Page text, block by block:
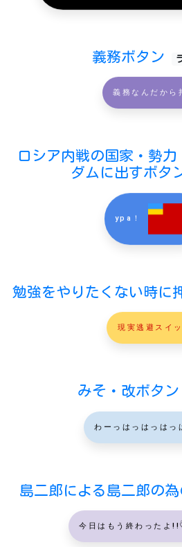
義務ボタン
義務なんだから
ロシア内戦の国家・勢
ダムに出すボタ
ypa！
勉強をやりたくない時に
現実逃避スイ
みそ・改ボタン
わーっはっはっはっ
島二郎による島二郎の
今日はもう終わっ